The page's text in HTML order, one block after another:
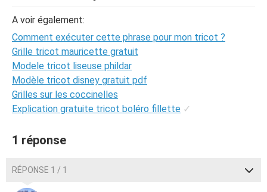
A voir également:
Comment exécuter cette phrase pour mon tricot ?
Grille tricot mauricette gratuit
Modele tricot liseuse phildar
Modèle tricot disney gratuit pdf
Grilles sur les coccinelles
Explication gratuite tricot boléro fillette ✓
1 réponse
RÉPONSE 1 / 1